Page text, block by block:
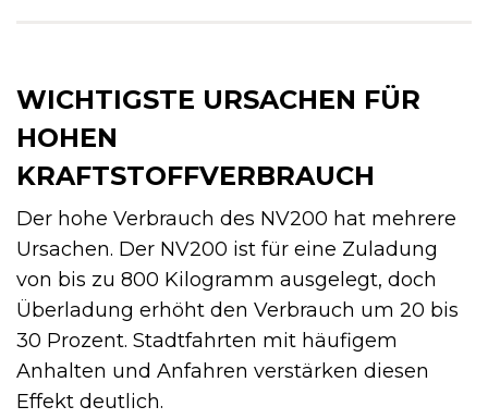
WICHTIGSTE URSACHEN FÜR
HOHEN
KRAFTSTOFFVERBRAUCH
Der hohe Verbrauch des NV200 hat mehrere
Ursachen. Der NV200 ist für eine Zuladung
von bis zu 800 Kilogramm ausgelegt, doch
Überladung erhöht den Verbrauch um 20 bis
30 Prozent. Stadtfahrten mit häufigem
Anhalten und Anfahren verstärken diesen
Effekt deutlich.